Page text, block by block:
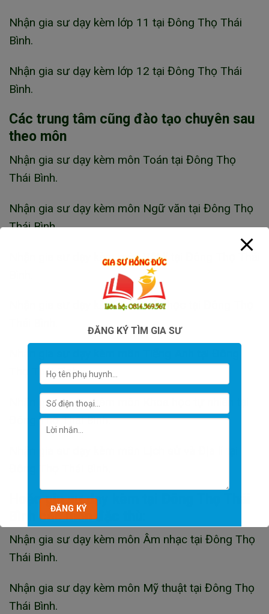
Nhận gia sư dạy kèm lớp 11 tại Đông Thọ Thái
Bình.
Nhận gia sư dạy kèm lớp 12 tại Đông Thọ Thái
Bình.
Các trung tâm cũng đào tạo chuyên sau
theo môn
Nhận gia sư dạy kèm môn Toán tại Đông Thọ
Thái Bình.
Nhận gia sư dạy kèm môn Ngữ văn tại Đông Thọ
Thái Bình.
Nhận gia sư dạy kèm môn Vật lí tại Đông Thọ Thái
Nhận gia sư dạy kèm môn Hóa học tại Đông Thọ
Thọ Thái Bình.
Nhận gia sư dạy kèm môn Khoa học tự nhiên tại
Đông Thọ Thái Bình.
Hoặc gia sư dạy kèm tại Đông Thọ Thái
Bình các môn đặc thù:
Nhận gia sư dạy kèm môn Âm nhạc tại Đông Thọ
Thái Bình.
Nhận gia sư dạy kèm môn Mỹ thuật tại Đông Thọ
Thái Bình.
ĐĂNG KÝ TÌM GIA SƯ